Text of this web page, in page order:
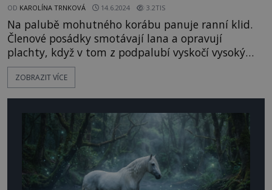
OD KAROLÍNA TRNKOVÁ 14.6.2024 3.2TIS
Na palubě mohutného korábu panuje ranní klid.
Členové posádky smotávají lana a opravují
plachty, když v tom z podpalubí vyskočí vysoký
urostlý muž v tmavém dlouhém kabátu a s
kordem u pasu. Jeho tvář obtěžkaná hustým
anglický pirát Edward Teach (1680–1718), zkázu
své vlastní posádky? [gallery size="ful
ZOBRAZIT VÍCE